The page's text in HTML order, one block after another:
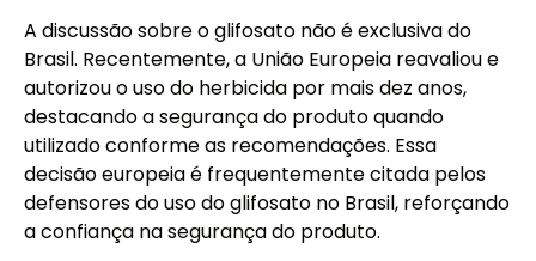
A discussão sobre o glifosato não é exclusiva do
Brasil. Recentemente, a União Europeia reavaliou e
autorizou o uso do herbicida por mais dez anos,
destacando a segurança do produto quando
utilizado conforme as recomendações. Essa
decisão europeia é frequentemente citada pelos
defensores do uso do glifosato no Brasil, reforçando
a confiança na segurança do produto.